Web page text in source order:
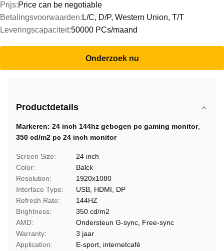
Prijs:Price can be negotiable
Betalingsvoorwaarden: L/C, D/P, Western Union, T/T
Leveringscapaciteit:50000 PCs/maand
Onderzoek nu
Productdetails
Markeren: 24 inch 144hz gebogen pc gaming monitor,
350 cd/m2 pc 24 inch monitor
Screen Size:
24 inch
Color:
Balck
Resolution:
1920x1080
Interface Type:
USB, HDMI, DP
Refresh Rate:
144HZ
Brightness:
350 cd/m2
AMD:
Ondersteun G-sync, Free-sync
Warranty:
3 jaar
Application:
E-sport, internetcafé